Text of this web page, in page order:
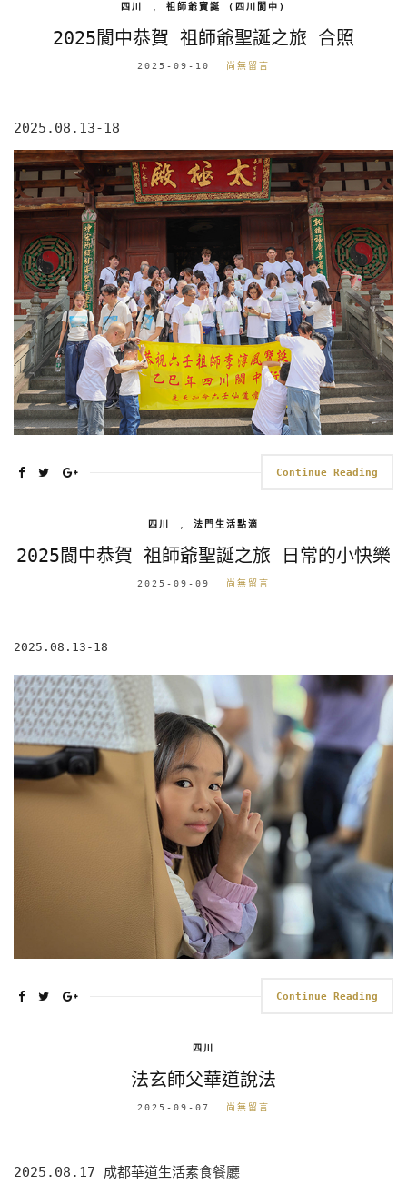
四川 祖師爺寶誕 (四川閬中)
2025閬中恭賀 祖師爺聖誕之旅 合照
2025-09-10 尚無留言
2025.08.13-18
Continue Reading
四川 法門生活點滴
2025閬中恭賀 祖師爺聖誕之旅 日常的小快樂
2025-09-09 尚無留言
2025.08.13-18
Continue Reading
四川
法玄師父華道說法
2025-09-07 尚無留言
2025.08.17 成都華道生活素食餐廳